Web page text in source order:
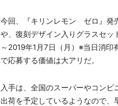
今回、『キリンレモン ゼロ』発
や、復刻デザイン入りグラスセッ
～2019年1月7日（月）※当日消
で応募する価値は大アリだ。
入手は、全国のスーパーやコン
出荷を予定しているようなので、